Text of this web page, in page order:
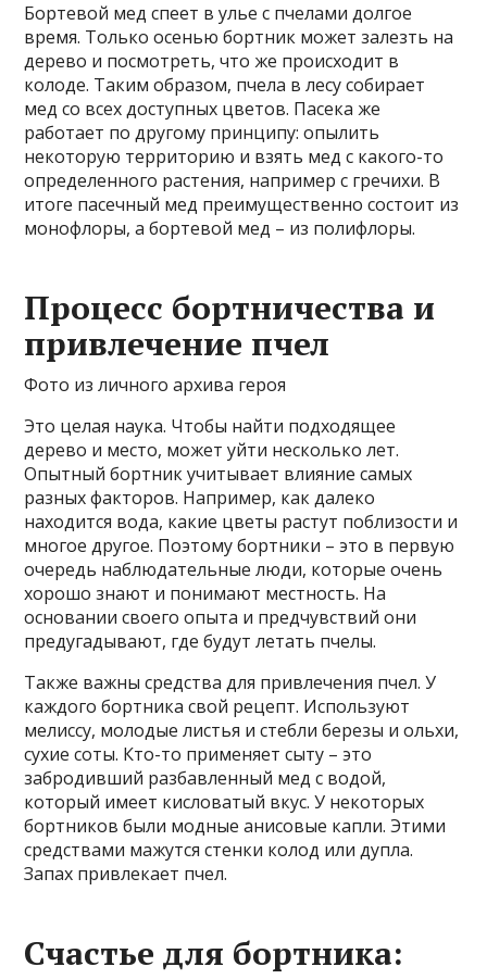
Бортевой мед спеет в улье с пчелами долгое
время. Только осенью бортник может залезть на
дерево и посмотреть, что же происходит в
колоде. Таким образом, пчела в лесу собирает
мед со всех доступных цветов. Пасека же
работает по другому принципу: опылить
некоторую территорию и взять мед с какого-то
определенного растения, например с гречихи. В
итоге пасечный мед преимущественно состоит из
монофлоры, а бортевой мед – из полифлоры.
Процесс бортничества и
привлечение пчел
Фото из личного архива героя
Это целая наука. Чтобы найти подходящее
дерево и место, может уйти несколько лет.
Опытный бортник учитывает влияние самых
разных факторов. Например, как далеко
находится вода, какие цветы растут поблизости и
многое другое. Поэтому бортники – это в первую
очередь наблюдательные люди, которые очень
хорошо знают и понимают местность. На
основании своего опыта и предчувствий они
предугадывают, где будут летать пчелы.
Также важны средства для привлечения пчел. У
каждого бортника свой рецепт. Используют
мелиссу, молодые листья и стебли березы и ольхи,
сухие соты. Кто-то применяет сыту – это
забродивший разбавленный мед с водой,
который имеет кисловатый вкус. У некоторых
бортников были модные анисовые капли. Этими
средствами мажутся стенки колод или дупла.
Запах привлекает пчел.
Счастье для бортника: